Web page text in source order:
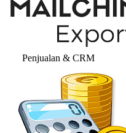
Penjualan & CRM